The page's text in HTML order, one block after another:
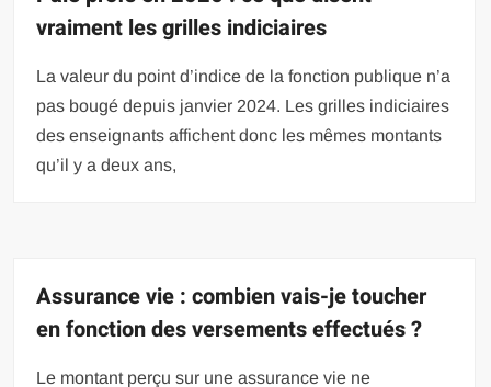
vraiment les grilles indiciaires
La valeur du point d’indice de la fonction publique n’a
pas bougé depuis janvier 2024. Les grilles indiciaires
des enseignants affichent donc les mêmes montants
qu’il y a deux ans,
Assurance vie : combien vais-je toucher
en fonction des versements effectués ?
Le montant perçu sur une assurance vie ne